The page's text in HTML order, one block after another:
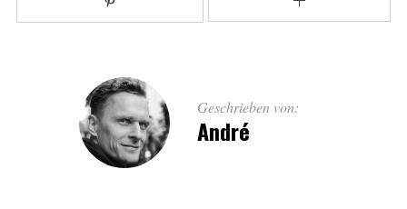
Geschrieben von:
André